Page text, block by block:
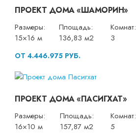
ПРОЕКТ ДОМА «ШАМОРИН»
Размеры:
15×16 м
Площадь:
136,83 м2
Комнат:
3
ОТ 4.446.975 РУБ.
ПРОЕКТ ДОМА «ПАСИГХАТ»
Размеры:
16×10 м
Площадь:
157,87 м2
Комнат:
5